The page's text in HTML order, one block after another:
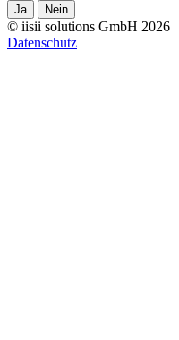
Ja Nein
© iisii solutions GmbH 2026 |
Datenschutz